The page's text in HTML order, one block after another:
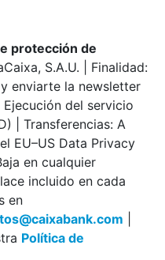
protección de
S.A.U. | Finalidad:
enviarte la newsletter
del servicio
| Transferencias: A
EU–US Data Privacy
en cualquier
incluido en cada
en
Política de